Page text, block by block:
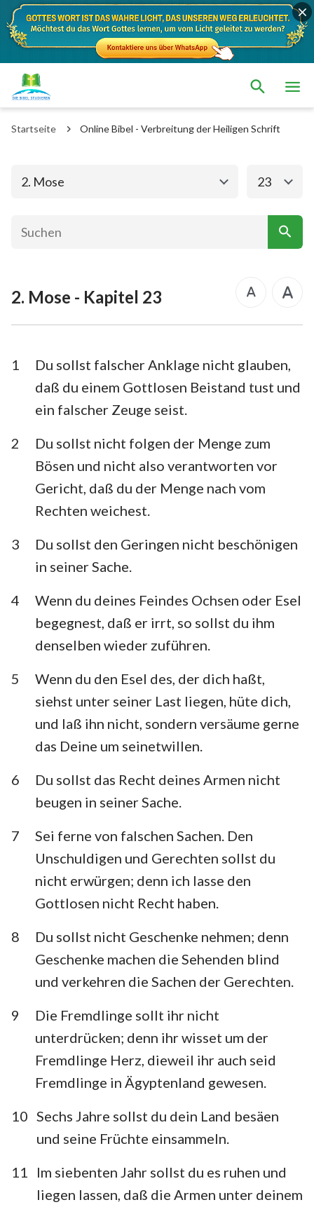
Startseite Online Bibel - Verbreitung der Heiligen Schrift
2. Mose
Das alte Testament Das neue Testament
1. Mose 2. Mose
5. Mose
1.Samuel
1. Chronik
Esra Nehemia
Esther Hiob
Psalm Sprüche
Jesaja Jeremia
Klagelieder Hesekiel
Daniel
Joel Amos
Obadja
Micha Nahum
Habakuk Zephanja
Maleachi
23
2. Mose - Kapitel 23
1
Du sollst falscher Anklage nicht glauben,
daß du einem Gottlosen Beistand tust und
ein falscher Zeuge seist.
2
Du sollst nicht folgen der Menge zum
Bösen und nicht also verantworten vor
Gericht, daß du der Menge nach vom
Rechten weichest.
3
Du sollst den Geringen nicht beschönigen
in seiner Sache.
4
Wenn du deines Feindes Ochsen oder Esel
begegnest, daß er irrt, so sollst du ihm
denselben wieder zuführen.
5
Wenn du den Esel des, der dich haßt,
siehst unter seiner Last liegen, hüte dich,
und laß ihn nicht, sondern versäume gerne
das Deine um seinetwillen.
6
Du sollst das Recht deines Armen nicht
beugen in seiner Sache.
7
Sei ferne von falschen Sachen. Den
Unschuldigen und Gerechten sollst du
nicht erwürgen; denn ich lasse den
Gottlosen nicht Recht haben.
8
Du sollst nicht Geschenke nehmen; denn
Geschenke machen die Sehenden blind
und verkehren die Sachen der Gerechten.
9
Die Fremdlinge sollt ihr nicht
unterdrücken; denn ihr wisset um der
Fremdlinge Herz, dieweil ihr auch seid
Fremdlinge in Ägyptenland gewesen.
10 Sechs Jahre sollst du dein Land besäen
und seine Früchte einsammeln.
11
Im siebenten Jahr sollst du es ruhen und
liegen lassen, daß die Armen unter deinem